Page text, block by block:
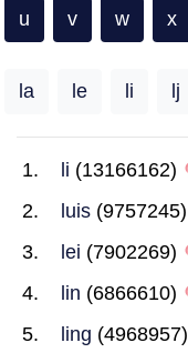
u v w x
la le li lj
li (13166162)
luis (9757245)
lei (7902269)
lin (6866610)
ling (4968957)